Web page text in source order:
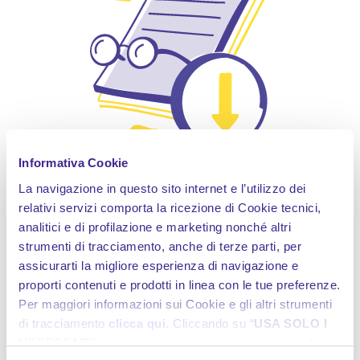
Informativa Cookie
La navigazione in questo sito internet e l’utilizzo dei
relativi servizi comporta la ricezione di Cookie tecnici,
analitici e di profilazione e marketing nonché altri
strumenti di tracciamento, anche di terze parti, per
assicurarti la migliore esperienza di navigazione e
proporti contenuti e prodotti in linea con le tue preferenze.
Per maggiori informazioni sui Cookie e gli altri strumenti
di tracciamento clicca qui . Cliccando su “USA SOLO I
NECESSARI”, prosegui la navigazione in assenza di
Cosa dicono di noi
Scopri come la stampa racconta la nostra visione, le
nostre innovazioni e i traguardi raggiunti.
Leggi gli articoli